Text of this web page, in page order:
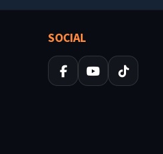
SOCIAL